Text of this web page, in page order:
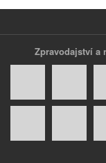
Zpravodajství a